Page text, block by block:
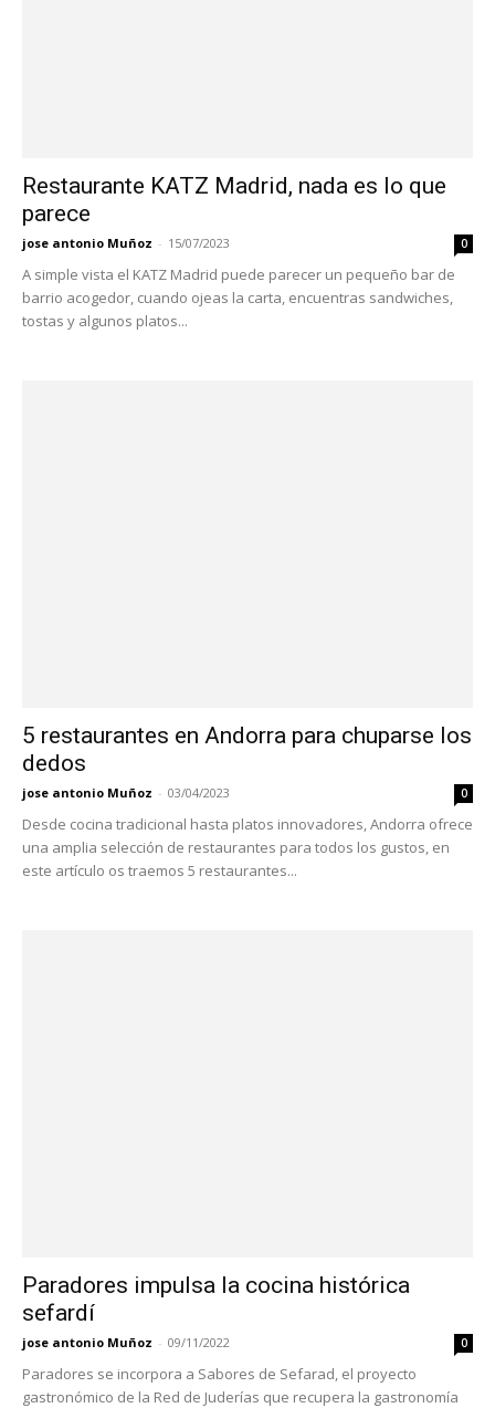
Restaurante KATZ Madrid, nada es lo que
parece
jose antonio Muñoz - 15/07/2023 0
A simple vista el KATZ Madrid puede parecer un pequeño bar de
barrio acogedor, cuando ojeas la carta, encuentras sandwiches,
tostas y algunos platos...
5 restaurantes en Andorra para chuparse los
dedos
jose antonio Muñoz - 03/04/2023 0
Desde cocina tradicional hasta platos innovadores, Andorra ofrece
una amplia selección de restaurantes para todos los gustos, en
este artículo os traemos 5 restaurantes...
Paradores impulsa la cocina histórica
sefardí
jose antonio Muñoz - 09/11/2022 0
Paradores se incorpora a Sabores de Sefarad, el proyecto
gastronómico de la Red de Juderías que recupera la gastronomía